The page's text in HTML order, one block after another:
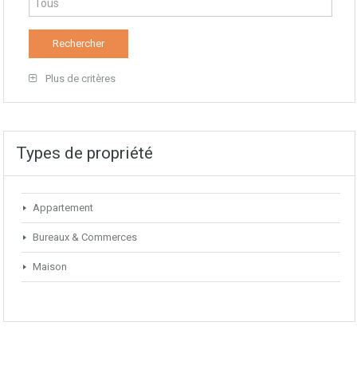
Plus de critères
Types de propriété
Appartement
Bureaux & Commerces
Maison